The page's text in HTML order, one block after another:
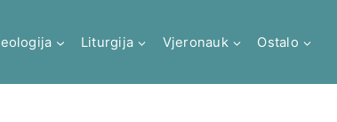
Liturgija Vjeronauk Ostalo